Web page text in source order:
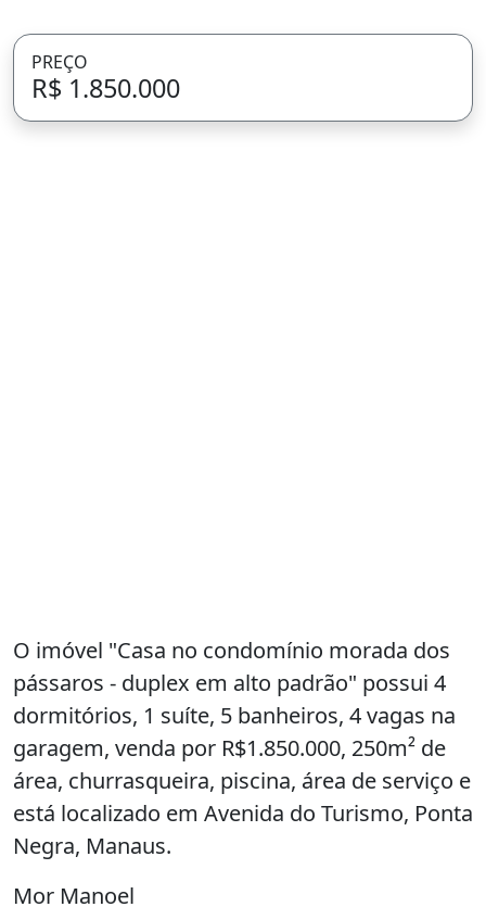
PREÇO
R$ 1.850.000
O imóvel "Casa no condomínio morada dos
pássaros - duplex em alto padrão" possui 4
dormitórios, 1 suíte, 5 banheiros, 4 vagas na
garagem, venda por R$1.850.000, 250m² de
área, churrasqueira, piscina, área de serviço e
está localizado em Avenida do Turismo, Ponta
Negra, Manaus.
Mor Manoel